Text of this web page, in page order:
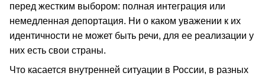
перед жестким выбором: полная интеграция или
немедленная депортация. Ни о каком уважении к их
идентичности не может быть речи, для ее реализации у
них есть свои страны.
Что касается внутренней ситуации в России, в разных